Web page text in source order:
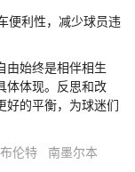
便利性，减少球员违
由始终是相伴相生
体体现。反思和改
好的平衡，为球迷们
布伦特 南墨尔本